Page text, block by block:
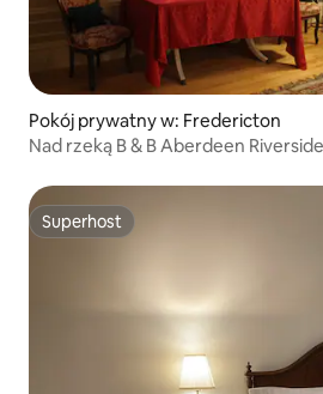
Pokój prywatny w: Fredericton
Nad rzeką B & B Aberdeen
Superhost
Superhost